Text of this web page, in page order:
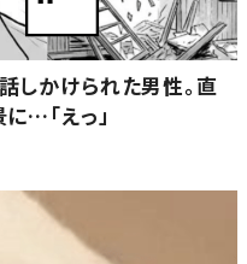
かけられた男性。直
…「えっ」